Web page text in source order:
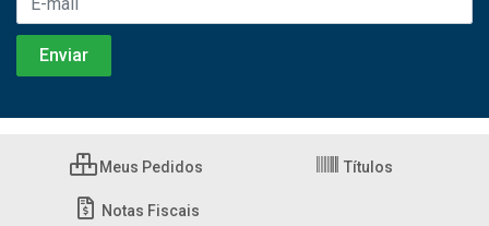
Meus Pedidos Títulos
Notas Fiscais